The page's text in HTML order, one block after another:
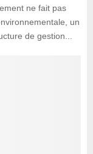
ne fait pas
un
de gestion...